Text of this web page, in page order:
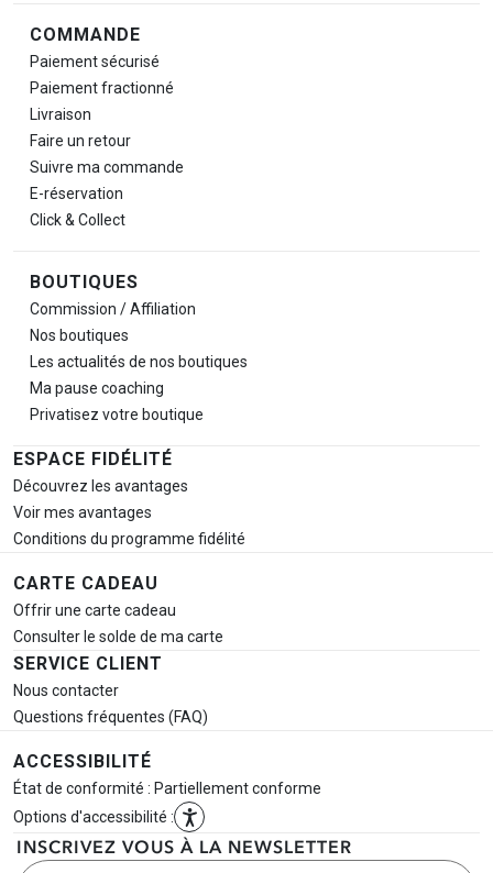
COMMANDE
Paiement sécurisé
Paiement fractionné
Livraison
Faire un retour
Suivre ma commande
E-réservation
Click & Collect
BOUTIQUES
Commission / Affiliation
Nos boutiques
Les actualités de nos boutiques
Ma pause coaching
Privatisez votre boutique
ESPACE FIDÉLITÉ
Découvrez les avantages
Voir mes avantages
Conditions du programme fidélité
CARTE CADEAU
Offrir une carte cadeau
Consulter le solde de ma carte
SERVICE CLIENT
Nous contacter
Questions fréquentes (FAQ)
ACCESSIBILITÉ
État de conformité : Partiellement conforme
Options d'accessibilité :
INSCRIVEZ VOUS À LA NEWSLETTER